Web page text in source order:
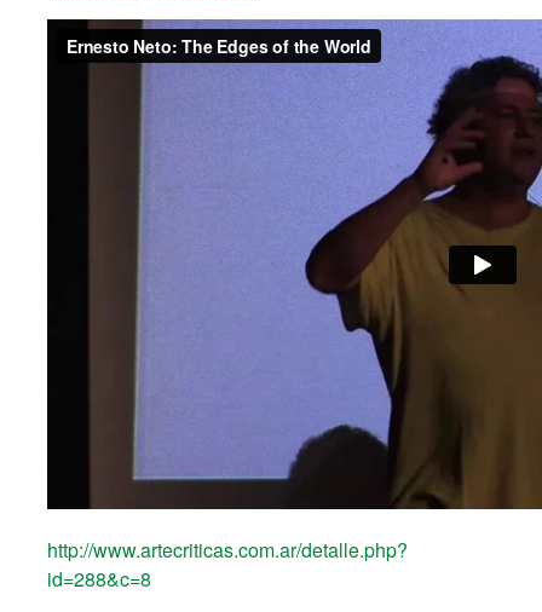
http://www.artecriticas.com.ar/detalle.php?
id=288&c=8